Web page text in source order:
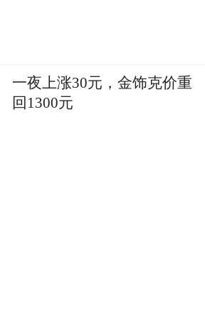
一夜上涨30元，金饰克价重
回1300元